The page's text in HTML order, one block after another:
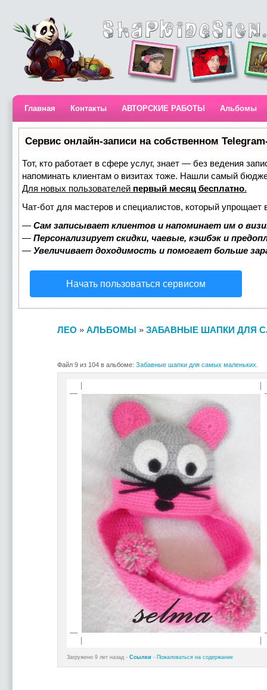
Главная Контакты АВТОРСКИЕ РАБОТЫ Альбомы
Сервис онлайн-записи на собственном
Тот, кто работает в сфере услуг, знает — без ведения
напоминать клиентам о визитах тоже. Нашли самый
Для новых пользователей первый месяц бесплатно.
Чат-бот для мастеров и специалистов, который упрощает
— Сам записывает клиентов и напоминает им о
— Персонализирует скидки, чаевые, кэшбэк и
— Увеличивает доходимость и помогает больше
Начать пользоваться сервисом
ЛЕО » АЛЬБОМЫ » ЗАБАВНЫЕ ШАПКИ ДЛЯ
Файл 9 из 104 в альбоме: Забавные шапки для самых маленьких.
Загружено 9 лет назад - Ссылки - Пожаловаться на содержание